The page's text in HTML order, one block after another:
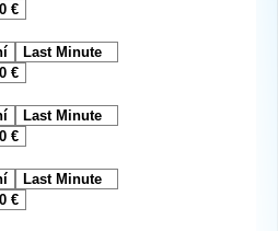
€
Last Minute
€
Last Minute
€
Last Minute
€